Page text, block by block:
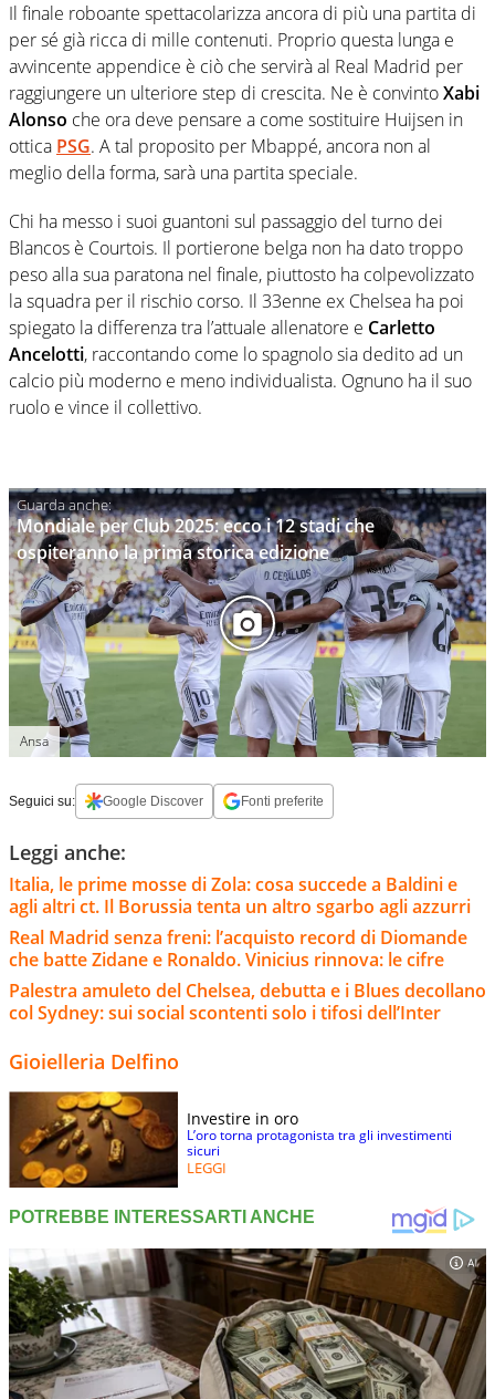
Il finale roboante spettacolarizza ancora di più una partita di
per sé già ricca di mille contenuti. Proprio questa lunga e
avvincente appendice è ciò che servirà al Real Madrid per
raggiungere un ulteriore step di crescita. Ne è convintoXabi
Alonso che ora deve pensare a come sostituire Huijsen in
ottica PSG. A tal proposito per Mbappé, ancora non al
meglio della forma, sarà una partita speciale.
Chi ha messo i suoi guantoni sul passaggio del turno dei
Blancos è Courtois. Il portierone belga non ha dato troppo
peso alla sua paratona nel finale, piuttosto ha colpevolizzato
la squadra per il rischio corso. Il 33enne ex Chelsea ha poi
spiegato la differenza tra l’attuale allenatore e Carletto
Ancelotti, raccontando come lo spagnolo sia dedito ad un
calcio più moderno e meno individualista. Ognuno ha il suo
ruolo e vince il collettivo.
Mondiale per Club 2025: ecco i 12 stadi che
ospiteranno la prima storica edizione
Ansa
Seguici su: Google Discover Fonti preferite
Leggi anche:
Italia, le prime mosse di Zola: cosa succede a Baldini e
agli altri ct. Il Borussia tenta un altro sgarbo agli azzurri
Real Madrid senza freni: l’acquisto record di Diomande
che batte Zidane e Ronaldo. Vinicius rinnova: le cifre
Palestra amuleto del Chelsea, debutta e i Blues decollano
col Sydney: sui social scontenti solo i tifosi dell’Inter
Gioielleria Delfino
Investire in oro
L’oro torna protagonista tra gli investimenti
sicuri
LEGGI